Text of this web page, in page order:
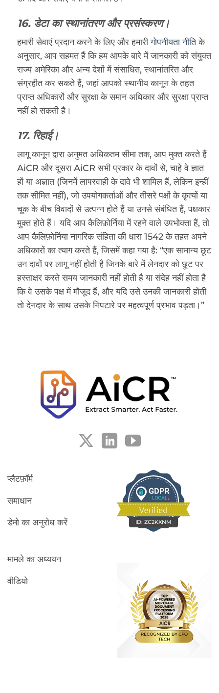
16. डेटा का स्थानांतरण और प्रसंस्करण।
हमारी सेवाएं प्रदान करने के लिए और हमारीगोपनीयता नीतिके
अनुसार, आप सहमत हैं कि हम आपके बारे में जानकारी को संयुक्त
राज्य अमेरिका और अन्य देशों में संसाधित, स्थानांतरित और
संग्रहीत कर सकते हैं, जहां आपको स्थानीय कानून के तहत
प्राप्त अधिकारों और सुरक्षा के समान अधिकार और सुरक्षा प्राप्त
नहीं हो सकती है।
17. रिहाई।
लागू कानून द्वारा अनुमत अधिकतम सीमा तक, आप मुक्त करते हैं
AiCR और दूसरा AiCR सभी प्रकार के दावों से, चाहे वे ज्ञात
हों या अज्ञात (जिनमें लापरवाही के दावे भी शामिल हैं, लेकिन इन्हीं
तक सीमित नहीं), जो उपयोगकर्ताओं और तीसरे पक्षों के कृत्यों या
चूक के बीच विवादों से उत्पन्न होते हैं या उनसे संबंधित हैं, पक्षकार
मुक्त होते हैं। यदि आप कैलिफ़ोर्निया में रहने वाले उपभोक्ता हैं, तो
आप कैलिफ़ोर्निया नागरिक संहिता की धारा 1542 के तहत अपने
अधिकारों का त्याग करते हैं, जिसमें कहा गया है: “एक सामान्य छूट
उन दावों पर लागू नहीं होती है जिनके बारे में लेनदार को छूट पर
हस्ताक्षर करते समय जानकारी नहीं होती है या संदेह नहीं होता है
कि वे उसके पक्ष में मौजूद हैं, और यदि उसे उनकी जानकारी होती
तो देनदार के साथ उसके निपटारे पर महत्वपूर्ण प्रभाव पड़ता।”
प्लैटफ़ॉर्म
समाधान
डेमो का अनुरोध करें
मामले का अध्ययन
वीडियो
ID: ZC2KXNM